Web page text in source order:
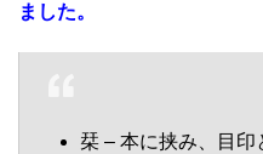
ました。
栞 – 本に挟み、目印